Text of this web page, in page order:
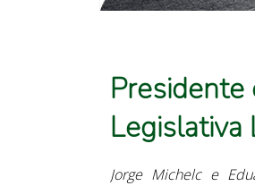
Presidente
Legislativa
Jorge Michelc e